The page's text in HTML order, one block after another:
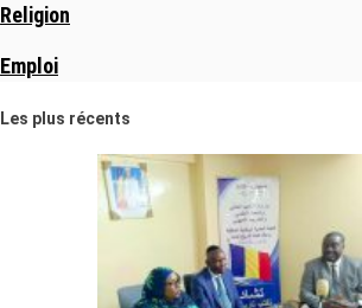
Religion
Emploi
Les plus récents